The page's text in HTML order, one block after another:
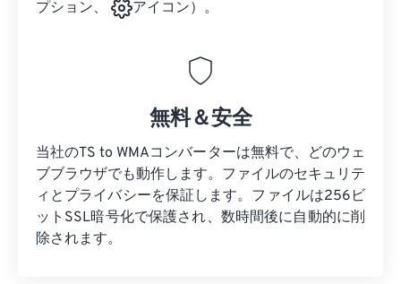
プション、 アイコン）。
無料＆安全
当社のTS to WMAコンバーターは無料で、どのウェ
ブブラウザでも動作します。ファイルのセキュリテ
ィとプライバシーを保証します。ファイルは256ビ
ットSSL暗号化で保護され、数時間後に自動的に削
除されます。